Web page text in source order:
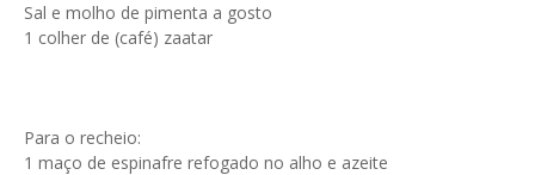
Sal e molho de pimenta a gosto
1 colher de (café) zaatar
Para o recheio:
1 maço de espinafre refogado no alho e azeite